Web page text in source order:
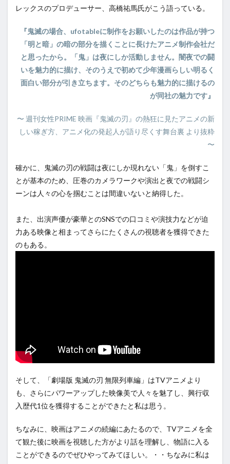
レックスのプロデューサー、高橋祐馬氏がこう語っている。
『鬼滅の場合、ufotableに制作をお願いしたのは作品が持つ
「明と暗」の暗の部分を描くことに長けたアニメ制作会社だ
と思ったから。「鬼」は夜にしか活動しません。闇夜での闘
いを魅力的に描け、そのうえで初めて少年漫画らしい明るく
面白い部分が引き立ちます。そのどちらも魅力的に描けるの
が同社の魅力です』
〜 週刊女性PRIME 映画『鬼滅の刃』の熱狂に見たアニメの新
しい稼ぎ方、アニメ化の発起人が語り尽くす舞台裏 より抜粋
〜
確かに、鬼滅の刃の戦闘は夜にしか現れない「鬼」を倒すこ
とが基本のため、圧巻のカメラワークや演出と夜での戦闘シ
ーンは人々の心を掴むことは間違いないと納得した。
また、出演声優が豪華とのSNSでの口コミや演技力などが迫
力ある映像と相まってさらにたくさんの視聴者を獲得できた
のもある。
そして、「劇場版 鬼滅の刃 無限列車編」はTVアニメより
も、さらにパワーアップした映像美で人々を魅了し、興行収
入歴代1位を獲得することができたと私は思う。
ちなみに、映画はアニメの続編にあたるので、TVアニメを全
て観た後に映画を視聴した方がより話を理解し、物語に入る
ことができるのでぜひやってみてほしい。・・ちなみに私は